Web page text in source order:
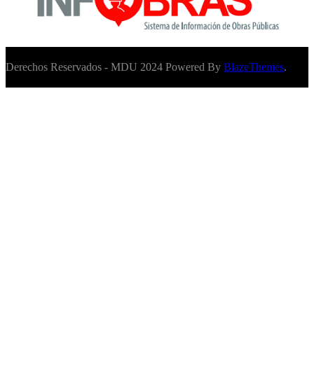
Derechos Reservados - MDU 2024 Powered By BlazeThemes.